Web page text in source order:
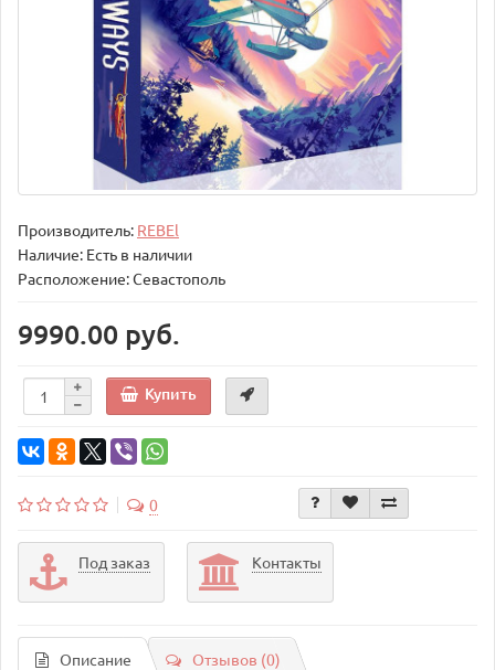
Производитель: REBEl
Наличие: Есть в наличии
Расположение: Севастополь
9990.00 руб.
Купить
0
Под заказ Контакты
Описание Отзывов (0)